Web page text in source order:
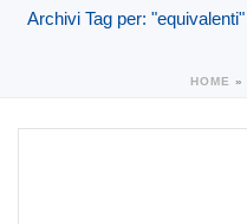
Archivi Tag per: "equivalenti"
HOME »